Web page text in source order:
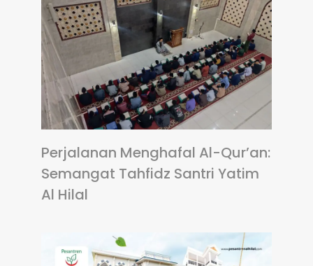
Perjalanan Menghafal Al-Qur’an:
Semangat Tahfidz Santri Yatim
Al Hilal